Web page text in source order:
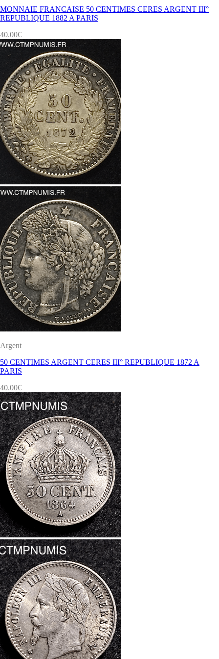
MONNAIE FRANCAISE 50 CENTIMES CERES ARGENT III°
REPUBLIQUE 1882 A PARIS
40.00€
Argent
50 CENTIMES ARGENT CERES III° REPUBLIQUE 1872 A
PARIS
40.00€